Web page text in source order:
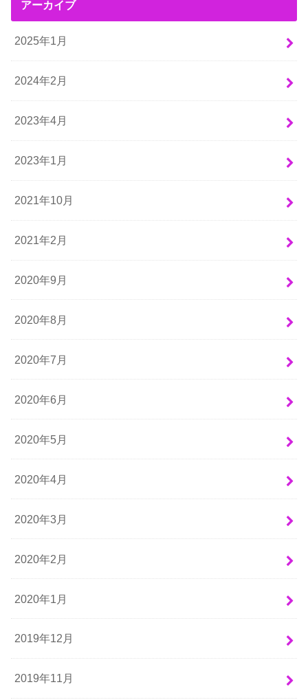
アーカイブ
2025年1月
2024年2月
2023年4月
2023年1月
2021年10月
2021年2月
2020年9月
2020年8月
2020年7月
2020年6月
2020年5月
2020年4月
2020年3月
2020年2月
2020年1月
2019年12月
2019年11月